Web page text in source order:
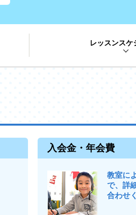
レッスンスケ
入会金・年会費
教室に
で、詳
合わせ